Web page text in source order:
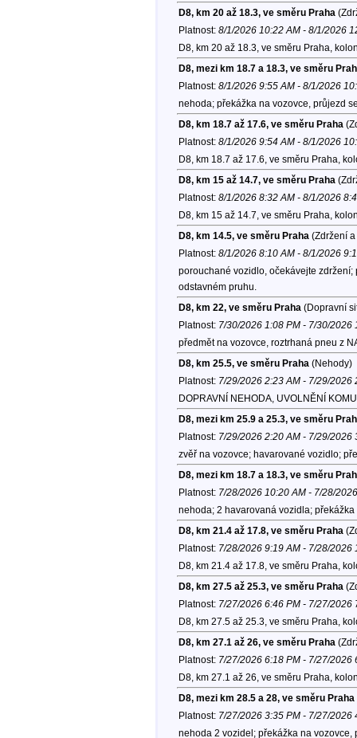
D8, km 20 až 18.3, ve směru Praha
Platnost: 8/1/2026 10:22 AM - 8/1/2026
D8, km 20 až 18.3, ve směru Praha,
D8, mezi km 18.7 a 18.3, ve směru
Platnost: 8/1/2026 9:55 AM - 8/1/2026
nehoda; překážka na vozovce, průjezd
D8, km 18.7 až 17.6, ve směru Praha
Platnost: 8/1/2026 9:54 AM - 8/1/2026
D8, km 18.7 až 17.6, ve směru Praha,
D8, km 15 až 14.7, ve směru Praha
Platnost: 8/1/2026 8:32 AM - 8/1/2026
D8, km 15 až 14.7, ve směru Praha,
D8, km 14.5, ve směru Praha (Zdržení
Platnost: 8/1/2026 8:10 AM - 8/1/2026
porouchané vozidlo, očekávejte
odstavném pruhu.
D8, km 22, ve směru Praha (Dopravní
Platnost: 7/30/2026 1:08 PM - 7/30/2026
předmět na vozovce, roztrhaná pneu z
D8, km 25.5, ve směru Praha (Nehody)
Platnost: 7/29/2026 2:23 AM - 7/29/2026
DOPRAVNÍ NEHODA, UVOLNĚNÍ
D8, mezi km 25.9 a 25.3, ve směru
Platnost: 7/29/2026 2:20 AM - 7/29/2026
zvěř na vozovce; havarované vozidlo;
D8, mezi km 18.7 a 18.3, ve směru
Platnost: 7/28/2026 10:20 AM - 7/28/
nehoda; 2 havarovaná vozidla;
D8, km 21.4 až 17.8, ve směru Praha
Platnost: 7/28/2026 9:19 AM - 7/28/2026
D8, km 21.4 až 17.8, ve směru Praha,
D8, km 27.5 až 25.3, ve směru Praha
Platnost: 7/27/2026 6:46 PM - 7/27/2026
D8, km 27.5 až 25.3, ve směru Praha,
D8, km 27.1 až 26, ve směru Praha
Platnost: 7/27/2026 6:18 PM - 7/27/2026
D8, km 27.1 až 26, ve směru Praha,
D8, mezi km 28.5 a 28, ve směru Praha
Platnost: 7/27/2026 3:35 PM - 7/27/2026
nehoda 2 vozidel; překážka na vozovce,